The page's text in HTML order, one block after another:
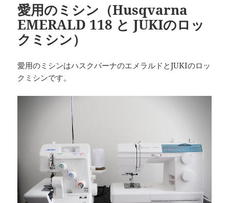
ー
愛用のミシン（Husqvarna
EMERALD 118 と JUKIのロッ
クミシン）
愛用のミシンはハスクバーナのエメラルドとJUKIのロッ
クミシンです。